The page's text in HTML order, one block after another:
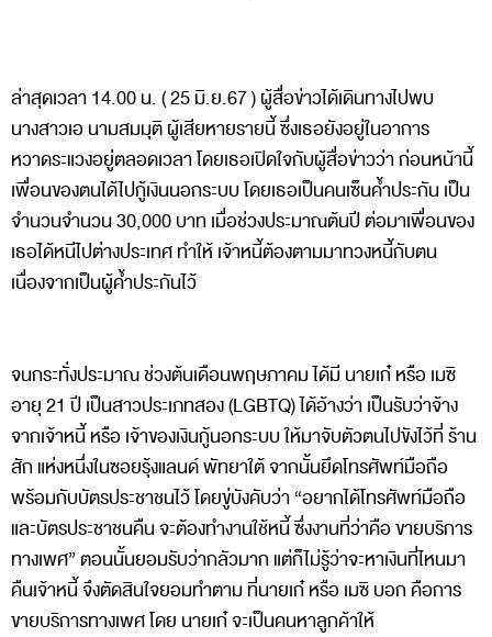
ล่าสุดเวลา 14.00 น. ( 25 มิ.ย.67 ) ผู้สื่อข่าวได้เดินทางไปพบ
นางสาวเอ นามสมมุติ ผู้เสียหายรายนี้ ซึ่งเธอยังอยู่ในอาการ
หวาดระแวงอยู่ตลอดเวลา โดยเธอเปิดใจกับผู้สื่อข่าวว่า ก่อนหน้านี้
เพื่อนของตนได้ไปกู้เงินนอกระบบ โดยเธอเป็นคนเซ็นค้ำประกัน เป็น
จำนวนจำนวน 30,000 บาท เมื่อช่วงประมาณต้นปี ต่อมาเพื่อนของ
เธอได้หนีไปต่างประเทศ ทำให้ เจ้าหนี้ต้องตามมาทวงหนี้กับตน
เนื่องจากเป็นผู้ค้ำประกันไว้
จนกระทั่งประมาณ ช่วงต้นเดือนพฤษภาคม ได้มี นายเก๋ หรือ เมซิ
อายุ 21 ปี เป็นสาวประเภทสอง (LGBTQ) ได้อ้างว่า เป็นรับว่าจ้าง
จากเจ้าหนี้ หรือ เจ้าของเงินกู้นอกระบบ ให้มาจับตัวตนไปขังไว้ที่ ร้าน
สัก แห่งหนึ่งในซอยรุ้งแลนด์ พัทยาใต้ จากนั้นยึดโทรศัพท์มือถือ
พร้อมกับบัตรประชาชนไว้ โดยขู่บังคับว่า “อยากได้โทรศัพท์มือถือ
และบัตรประชาชนคืน จะต้องทำงานใช้หนี้ ซึ่งงานที่ว่าคือ ขายบริการ
ทางเพศ” ตอนนั้นยอมรับว่ากลัวมาก แต่ก็ไม่รู้ว่าจะหาเงินที่ไหนมา
คืนเจ้าหนี้ จึงตัดสินใจยอมทำตาม ที่นายเก๋ หรือ เมซิ บอก คือการ
ขายบริการทางเพศ โดย นายเก๋ จะเป็นคนหาลูกค้าให้